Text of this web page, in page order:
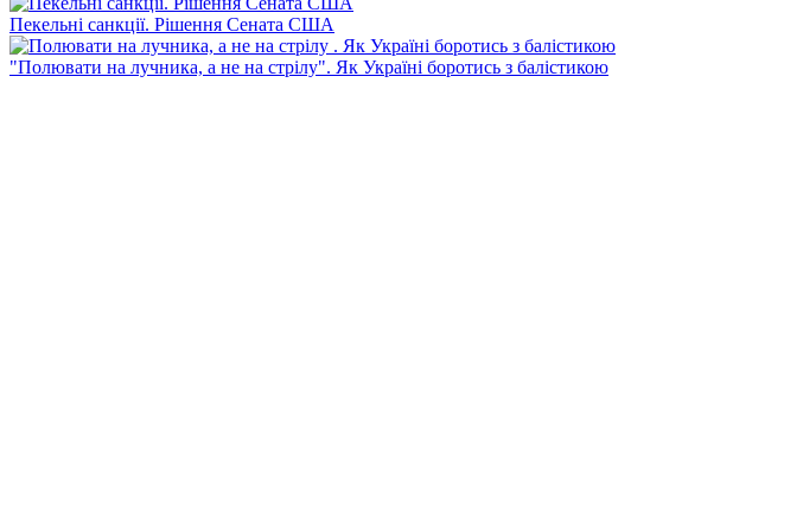
Пекельні санкції. Рішення Сената США
"Полювати на лучника, а не на стрілу". Як Україні боротись з балістикою